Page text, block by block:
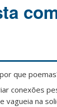
que
conexões
na